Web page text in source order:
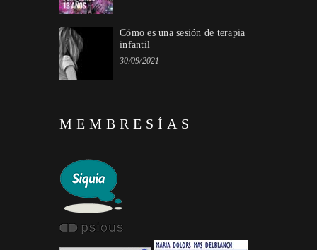
Cómo es una sesión de terapia
infantil
30/09/2021
MEMBRESÍAS